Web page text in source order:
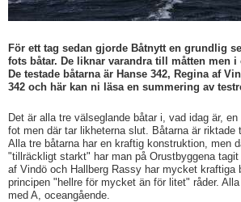
För ett tag sedan gjorde Båtnytt en grundlig
fots båtar. De liknar varandra till måtten men
De testade båtarna är Hanse 342, Regina af
342 och här kan ni läsa en summering av
Det är alla tre välseglande båtar i, vad idag är,
fot men där tar likheterna slut. Båtarna är riktade
Alla tre båtarna har en kraftig konstruktion, men
"tillräckligt starkt" har man på Orustbyggena
af Vindö och Hallberg Rassy har mycket kraftiga
principen "hellre för mycket än för litet" råder.
med A, oceangående.